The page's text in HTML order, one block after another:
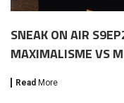
SNEAK ON AIR
MAXIMALISME VS
Read More